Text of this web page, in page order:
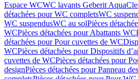
Espace WCWC lavants Geberit
détachées pour WC completsWC
WC suspendusWC au solPièces
WCPièces détachées pour Abattants WC
détachées pour Pour cuvettes de WC
WCPièces détachées pour Dispositifs
cuvettes de WCPièces détachées pour
designPièces détachées pour Panneau